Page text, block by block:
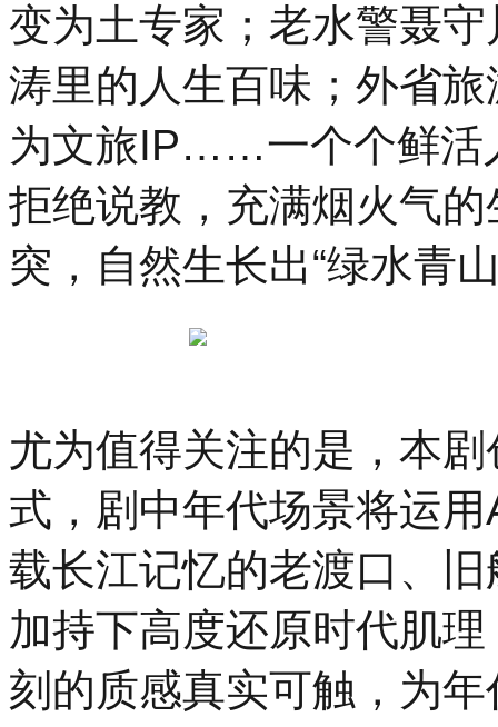
变为土专家；老水警聂
涛里的人生百味；外省
为文旅IP……一个个鲜活
拒绝说教，充满烟火气
突，自然生长出“绿水青
尤为值得关注的是，本
式，剧中年代场景将运
载长江记忆的老渡口、
加持下高度还原时代肌
刻的质感真实可触，为